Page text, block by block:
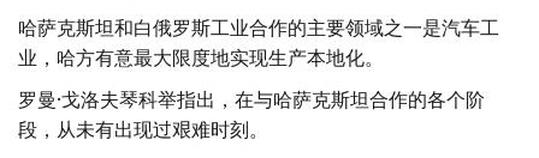
哈萨克斯坦和白俄罗斯工业合作的主要领域之一是汽车工
业，哈方有意最大限度地实现生产本地化。
罗曼·戈洛夫琴科举指出，在与哈萨克斯坦合作的各个阶
段，从未有出现过艰难时刻。